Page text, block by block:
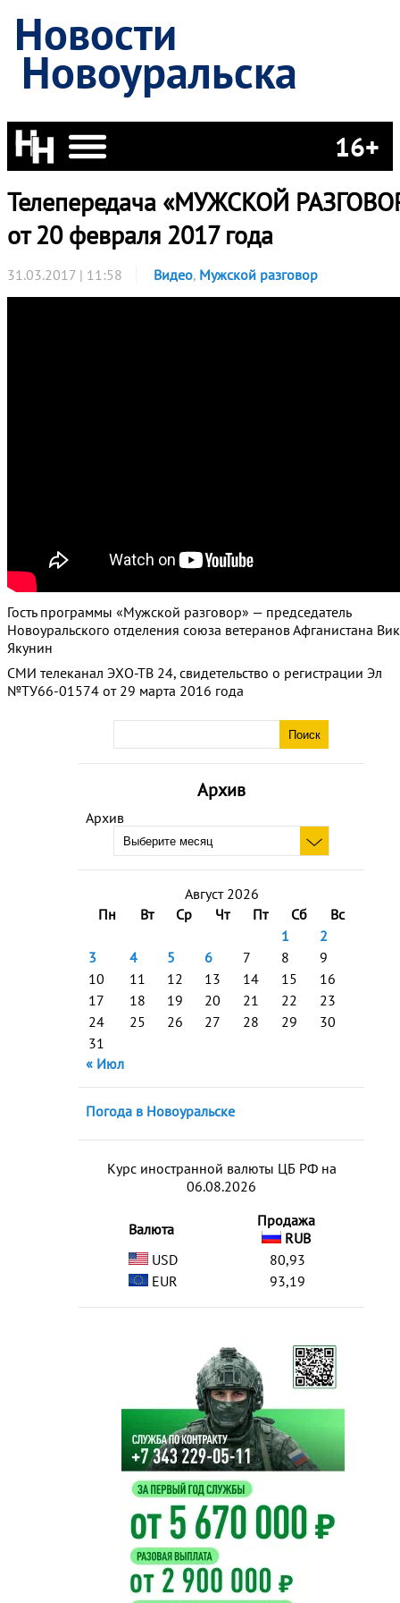
Новости
Новоуральска
16+
Архив
Архив
Август 2026
Пн
Вт Ср Чт Пт Сб
Вс
1
2
3
4 5 6 7 8
9
10
11 12 13 14 15
16
17
18 19 20 21 22
23
24
25 26 27 28 29
30
31
« Июл
Погода в Новоуральске
Курс иностранной валюты ЦБ РФ на
06.08.2026
Валюта
Продажа
RUB
USD
80,93
EUR
93,19
Телепередача «МУЖСКОЙ
от 20 февраля 2017 года
31.03.2017 | 11:58 Видео, Мужской разговор
Гость программы «Мужской разговор» — председатель
Новоуральского отделения союза ветеранов Афганистана
Якунин
СМИ телеканал ЭХО-ТВ 24, свидетельство о регистрации Эл
№ТУ66-01574 от 29 марта 2016 года